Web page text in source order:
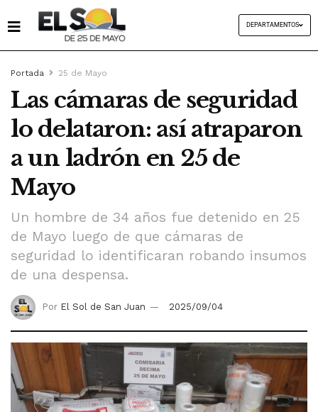
DEPARTAMENTOS
Portada 25 de Mayo
Las cámaras de seguridad
lo delataron: así atraparon
a un ladrón en 25 de
Mayo
Un hombre de 34 años fue detenido en 25
de Mayo luego de que cámaras de
seguridad lo identificaran robando insumos
de una despensa.
Por El Sol de San Juan 2025/09/04